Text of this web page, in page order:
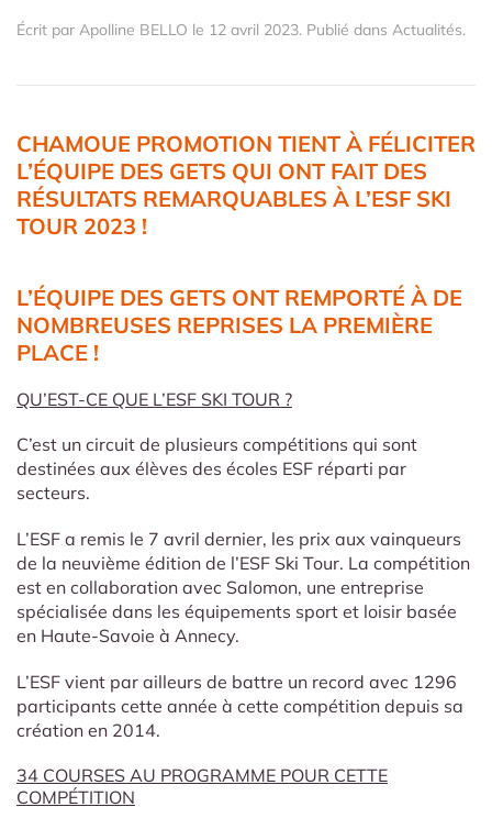
Écrit par Apolline BELLO le 12 avril 2023. Publié dans Actualités.
CHAMOUE PROMOTION TIENT À FÉLICITER
L’ÉQUIPE DES GETS QUI ONT FAIT DES
RÉSULTATS REMARQUABLES À L’ESF SKI
TOUR 2023 !
L’ÉQUIPE DES GETS ONT REMPORTÉ À DE
NOMBREUSES REPRISES LA PREMIÈRE
PLACE !
QU’EST-CE QUE L’ESF SKI TOUR ?
C’est un circuit de plusieurs compétitions qui sont
destinées aux élèves des écoles ESF réparti par
secteurs.
L’ESF a remis le 7 avril dernier, les prix aux vainqueurs
de la neuvième édition de l’ESF Ski Tour. La compétition
est en collaboration avec Salomon, une entreprise
spécialisée dans les équipements sport et loisir basée
en Haute-Savoie à Annecy.
L’ESF vient par ailleurs de battre un record avec 1296
participants cette année à cette compétition depuis sa
création en 2014.
34 COURSES AU PROGRAMME POUR CETTE
COMPÉTITION